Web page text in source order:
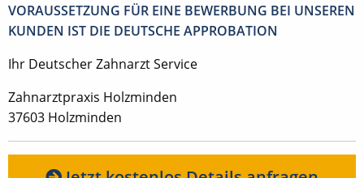
VORAUSSETZUNG FÜR EINE BEWERBUNG BEI UNSEREN
KUNDEN IST DIE DEUTSCHE APPROBATION
Ihr Deutscher Zahnarzt Service
Zahnarztpraxis Holzminden
37603 Holzminden